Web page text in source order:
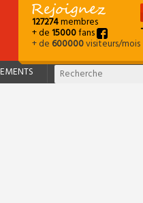
127274membres
+ de15000fans
+ de600000visiteurs/mois